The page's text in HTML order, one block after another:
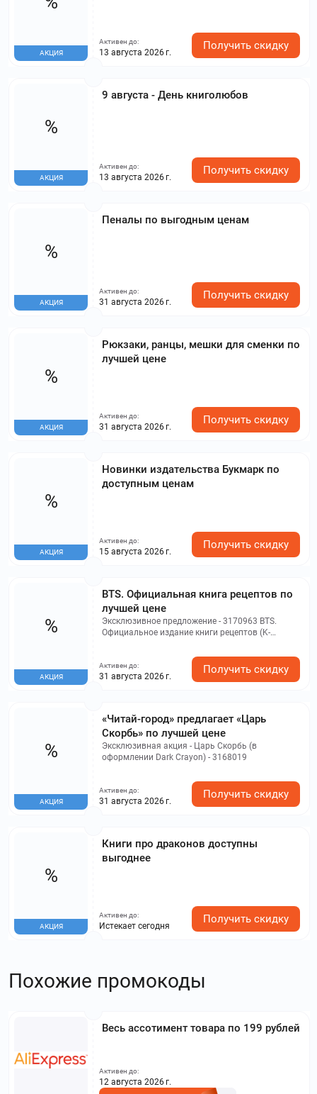
АКЦИЯ
Активен до:
13 августа 2026 г.
Получить скидку
9 августа - День книголюбов
%
АКЦИЯ
Активен до:
13 августа 2026 г.
Получить скидку
Пеналы по выгодным ценам
%
АКЦИЯ
Активен до:
31 августа 2026 г.
Получить скидку
Рюкзаки, ранцы, мешки для сменки по
лучшей цене
%
АКЦИЯ
Активен до:
31 августа 2026 г.
Получить скидку
Новинки издательства Букмарк по
доступным ценам
%
АКЦИЯ
Активен до:
15 августа 2026 г.
Получить скидку
BTS. Официальная книга рецептов по
лучшей цене
Эксклюзивное предложение - 3170963 BTS.
Официальное издание книги рецептов (K-
%
АКЦИЯ
Активен до:
31 августа 2026 г.
Получить скидку
«Читай-город» предлагает «Царь
Скорбь» по лучшей цене
Эксклюзивная акция - Царь Скорбь (в
оформлении Dark Crayon) - 3168019
%
АКЦИЯ
Активен до:
31 августа 2026 г.
Получить скидку
Книги про драконов доступны
выгоднее
%
АКЦИЯ
Активен до:
Истекает сегодня
Получить скидку
Похожие промокоды
Весь ассотимент товара по 199 рублей
Активен до:
12 августа 2026 г.